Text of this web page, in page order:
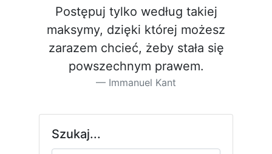
Postępuj tylko według takiej
maksymy, dzięki której możesz
za­razem chcieć, żeby stała się
pow­szechnym prawem.
Immanuel Kant
Szukaj...